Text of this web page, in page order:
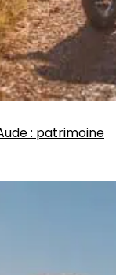
: patrimoine